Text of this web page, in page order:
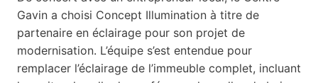
Gavin a choisi Concept Illumination à titre de
partenaire en éclairage pour son projet de
modernisation. L’équipe s’est entendue pour
remplacer l’éclairage de l’immeuble complet, incluant